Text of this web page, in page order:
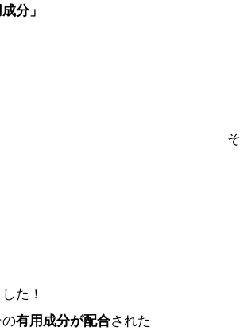
分」
た！
の有用成分が配合された